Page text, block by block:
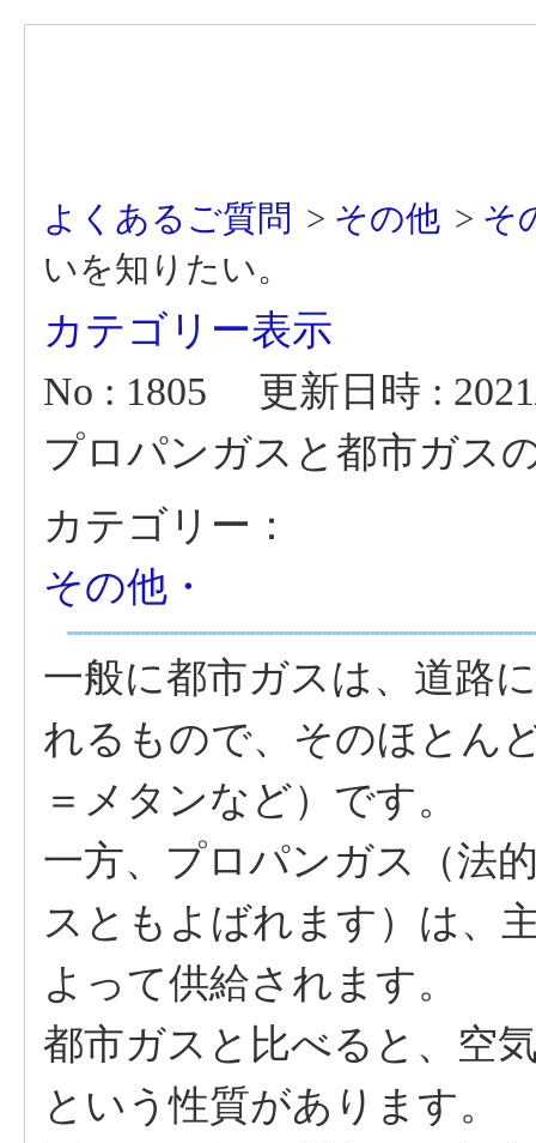
よくあるご質問 > その他 > そ
いを知りたい。
カテゴリー表示
No : 1805
更新日時 :
プロパンガスと都市ガス
カテゴリー：
その他・
一般に都市ガスは、道路
れるもので、そのほとん
＝メタンなど）です。
一方、プロパンガス（法
スともよばれます）は、
よって供給されます。
都市ガスと比べると、空
という性質があります。